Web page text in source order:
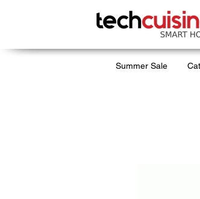
Summer Sale